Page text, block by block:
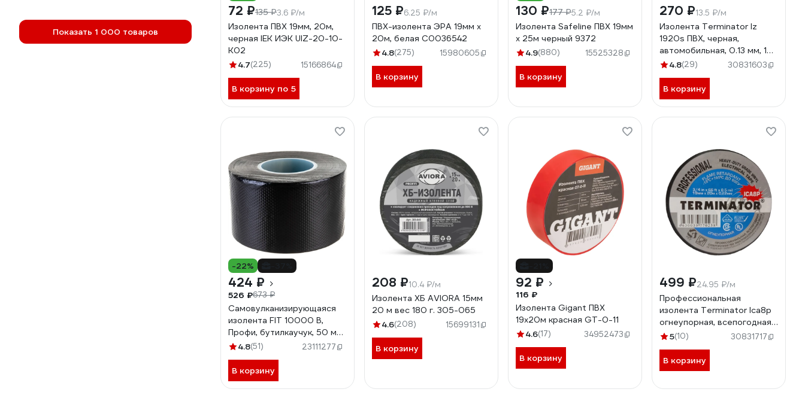
Показать 1 000 товаров
72 ₽135 ₽3.6 ₽/м
Изолента ПВХ 19мм, 20м,
черная IEK ИЭК UIZ-20-10-
K02
4.7(225) 15166864
В корзину по 5
125 ₽6.25 ₽/м
ПВХ-изолента ЭРА 19мм x
20м, белая C0036542
4.8(275) 15980605
В корзину
130 ₽177 ₽5.2 ₽/м
Изолента Safeline ПВХ 19мм
х 25м черный 9372
4.9(880) 15525328
В корзину
270 ₽13.5 ₽/м
Изолента Terminator Iz
1920s ПВХ, черная,
автомобильная, 0.13 мм, 19
мм, 20 м 2000251
4.8(29) 30831603
В корзину
-22%
424 ₽
526 ₽673 ₽
Самовулканизирующаяся
изолента FIT 10000 В,
Профи, бутилкаучук, 50 мм
х 0,8 мм х 5 м, черная
4.8(51) 23111277
В корзину
208 ₽10.4 ₽/м
Изолента ХБ AVIORA 15мм
20 м вес 180 г. 305-065
4.6(208) 15699131
В корзину
92 ₽
116 ₽
Изолента Gigant ПВХ
19x20м красная GT-0-11
4.6(17) 34952473
В корзину
499 ₽24.95 ₽/м
Профессиональная
изолента Terminator Ica8p
огнеупорная, всепогодная,
0.22 мм, 19 мм, 20 м
5(10) 30831717
В корзину